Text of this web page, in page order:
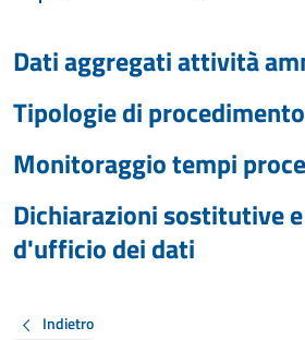
Dati aggregati attività
Tipologie di procedimento
Monitoraggio tempi
Dichiarazioni sostitutive
d'ufficio dei dati
Indietro